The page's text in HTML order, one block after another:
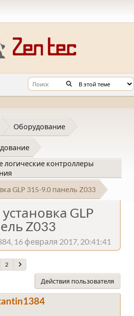
Оборудование
контроллеры
GLP 315-9.0 панель Z033
GLP
Z033
16 февраля 2017, 20:41:41
2
Действия пользователя